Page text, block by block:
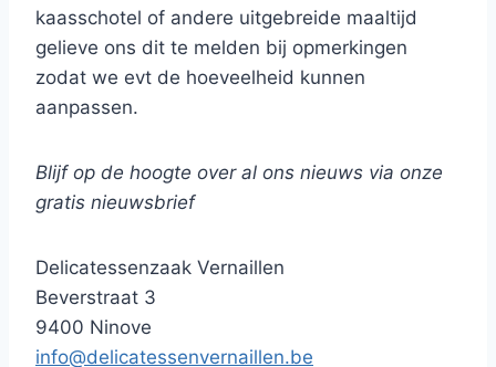
kaasschotel of andere uitgebreide maaltijd
gelieve ons dit te melden bij opmerkingen
zodat we evt de hoeveelheid kunnen
aanpassen.
Blijf op de hoogte over al ons nieuws via onze
gratis nieuwsbrief
Delicatessenzaak Vernaillen
Beverstraat 3
9400 Ninove
info@delicatessenvernaillen.be